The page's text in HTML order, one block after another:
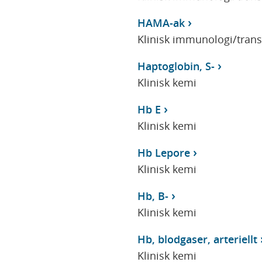
HAMA-ak
Klinisk immunologi/
Haptoglobin, S-
Klinisk kemi
Hb E
Klinisk kemi
Hb Lepore
Klinisk kemi
Hb, B-
Klinisk kemi
Hb, blodgaser, arteriellt
Klinisk kemi